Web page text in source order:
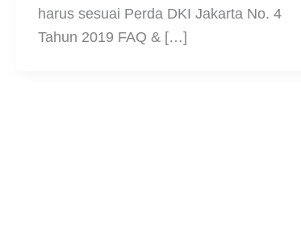
harus sesuai Perda DKI Jakarta No. 4
Tahun 2019 FAQ & […]